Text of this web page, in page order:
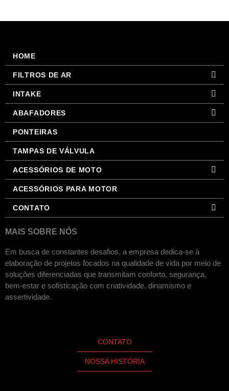
HOME
FILTROS DE AR
INTAKE
ABAFADORES
PONTEIRAS
TAMPAS DE VÁLVULA
ACESSÓRIOS DE MOTO
ACESSÓRIOS PARA MOTOR
CONTATO
MAIS SOBRE NÓS
Em busca de constantes desafios, a empresa dedica-se à
elaboração de projetos focados na qualidade de vida por meio de
soluções diferenciadas que transmitam conforto, segurança,
bem-estar e sofisticação com criatividade, dinamismo e
assertividade.
CONTATO
NOSSA HISTÓRIA